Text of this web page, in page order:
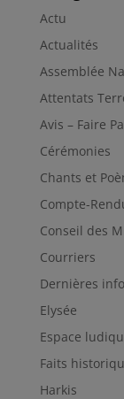
Actu
Actualités
Assemblée
Attentats
Avis – Faire
Cérémonies
Chants et
Compte-
Conseil des
Courriers
Dernières
Elysée
Espace
Faits
Harkis